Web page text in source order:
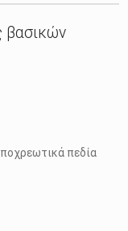
πεδία